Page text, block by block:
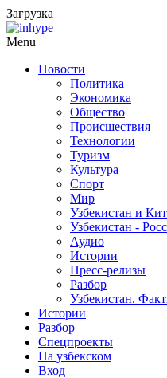
Загрузка
Menu
Новости
Политика
Экономика
Общество
Происшествия
Технологии
Туризм
Культура
Спорт
Мир
Узбекистан и
Узбекистан -
Аудио
Истории
Пресс-релизы
Разбор
Узбекистан.
Истории
Разбор
Спецпроекты
На узбекском
Вход